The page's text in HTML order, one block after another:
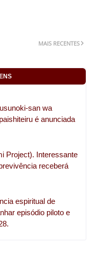
MAIS RECENTES
san wa
é anunciada
Project). Interessante
receberá
espiritual de
episódio piloto e